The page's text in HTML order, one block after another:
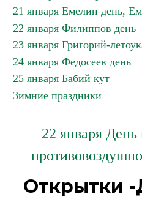
21 января Емелин день,
22 января Филиппов день
23 января Григорий-
24 января Федосеев день
25 января Бабий кут
Зимние праздники
22 января
Открытки -